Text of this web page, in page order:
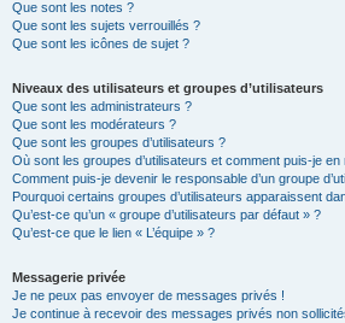
Que sont les notes ?
Que sont les sujets verrouillés ?
Que sont les icônes de sujet ?
Niveaux des utilisateurs et groupes d’utilisateurs
Que sont les administrateurs ?
Que sont les modérateurs ?
Que sont les groupes d’utilisateurs ?
Où sont les groupes d’utilisateurs et comment puis-je en
Comment puis-je devenir le responsable d’un groupe
Pourquoi certains groupes d’utilisateurs apparaissent
Qu’est-ce qu’un « groupe d’utilisateurs par défaut » ?
Qu’est-ce que le lien « L’équipe » ?
Messagerie privée
Je ne peux pas envoyer de messages privés !
Je continue à recevoir des messages privés non